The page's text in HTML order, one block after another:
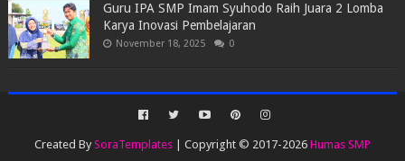
Guru IPA SMP Imam Syuhodo Raih Juara 2 Lomba
Karya Inovasi Pembelajaran
November 18, 2025 0
Created By SoraTemplates| Copyright © 2017-2026 Humas SMP